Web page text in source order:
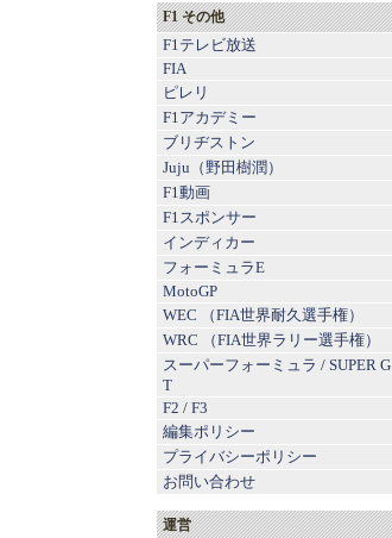
F1 その他
F1テレビ放送
FIA
ピレリ
F1アカデミー
ブリヂストン
Juju（野田樹潤）
F1動画
F1スポンサー
インディカー
フォーミュラE
MotoGP
WEC （FIA世界耐久選手権）
WRC （FIA世界ラリー選手権）
スーパーフォーミュラ / SUPER G
T
F2 / F3
編集ポリシー
プライバシーポリシー
お問い合わせ
運営